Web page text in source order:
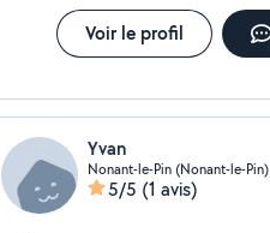
Voir le profil
Yvan
Nonant-le-Pin (Nonant-le-Pin)
5/5 (1 avis)